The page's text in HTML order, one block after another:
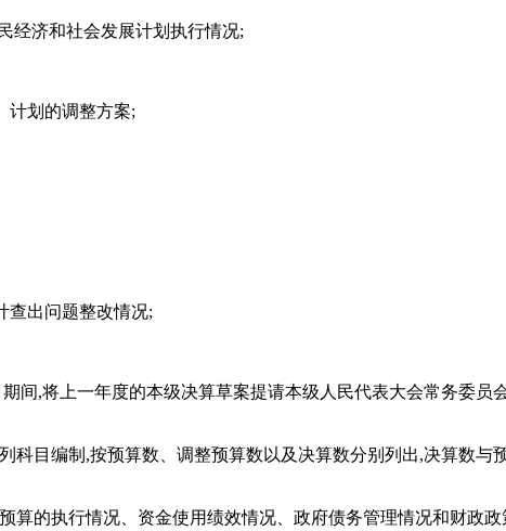
经济和社会发展计划执行情况;
计划的调整方案;
查出问题整改情况;
间,将上一年度的本级决算草案提请本级人民代表大会常务委
科目编制,按预算数、调整预算数以及决算数分别列出,决算数
算的执行情况、资金使用绩效情况、政府债务管理情况和财政政